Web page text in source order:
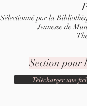
Sélectionné par la
Jeunesse de
Section pour
Télécharger une